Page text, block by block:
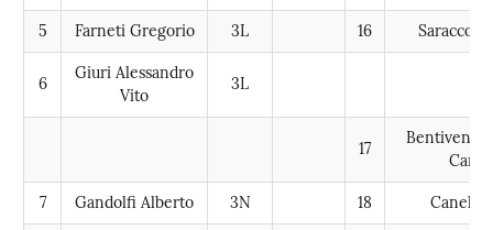
5 Farneti Gregorio 3L 16 Saracco
6
Giuri Alessandro
Vito
3L
17
Bentivenga
7 Gandolfi Alberto 3N 18 Canelli